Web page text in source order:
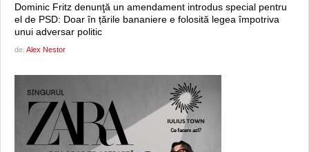
Dominic Fritz denunţă un amendament introdus special pentru
el de PSD: Doar în țările bananiere e folosită legea împotriva
unui adversar politic
de: Alex Nestor